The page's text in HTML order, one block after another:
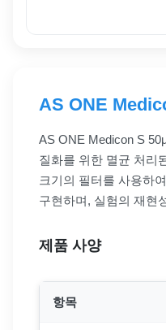
AS ONE
AS ONE Medicon S
질화를 위한 멸균 처리
크기의 필터를 사용하
구현하며, 실험의 재현
제품 사양
항목